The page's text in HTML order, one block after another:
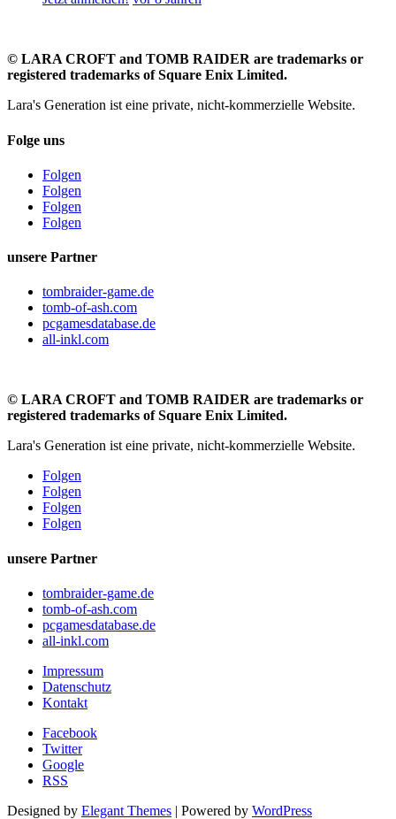
© LARA CROFT and TOMB RAIDER are trademarks or
registered trademarks of Square Enix Limited.
Lara's Generation ist eine private, nicht-kommerzielle Website.
Folge uns
Folgen
Folgen
Folgen
Folgen
unsere Partner
tombraider-game.de
tomb-of-ash.com
pcgamesdatabase.de
all-inkl.com
© LARA CROFT and TOMB RAIDER are trademarks or
registered trademarks of Square Enix Limited.
Lara's Generation ist eine private, nicht-kommerzielle Website.
Folgen
Folgen
Folgen
Folgen
unsere Partner
tombraider-game.de
tomb-of-ash.com
pcgamesdatabase.de
all-inkl.com
Impressum
Datenschutz
Kontakt
Facebook
Twitter
Google
RSS
Designed by Elegant Themes | Powered by WordPress